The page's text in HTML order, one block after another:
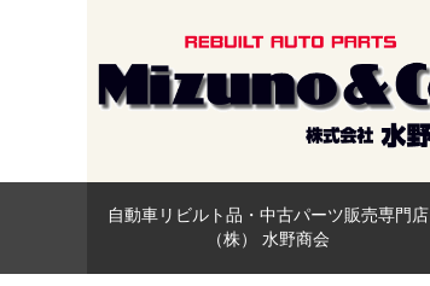
自動車リビルト品・中古パーツ販売専門店
（株） 水野商会